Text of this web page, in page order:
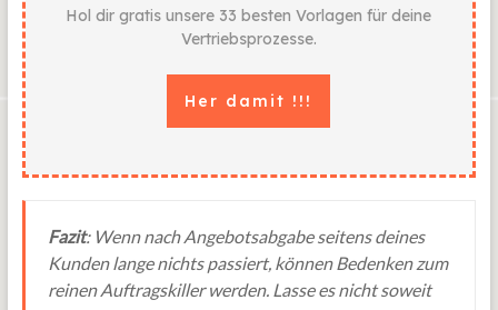
Hol dir gratis unsere 33 besten Vorlagen für deine
Vertriebsprozesse.
Her damit !!!
Fazit: Wenn nach Angebotsabgabe seitens deines
Kunden lange nichts passiert, können Bedenken zum
reinen Auftragskiller werden. Lasse es nicht soweit